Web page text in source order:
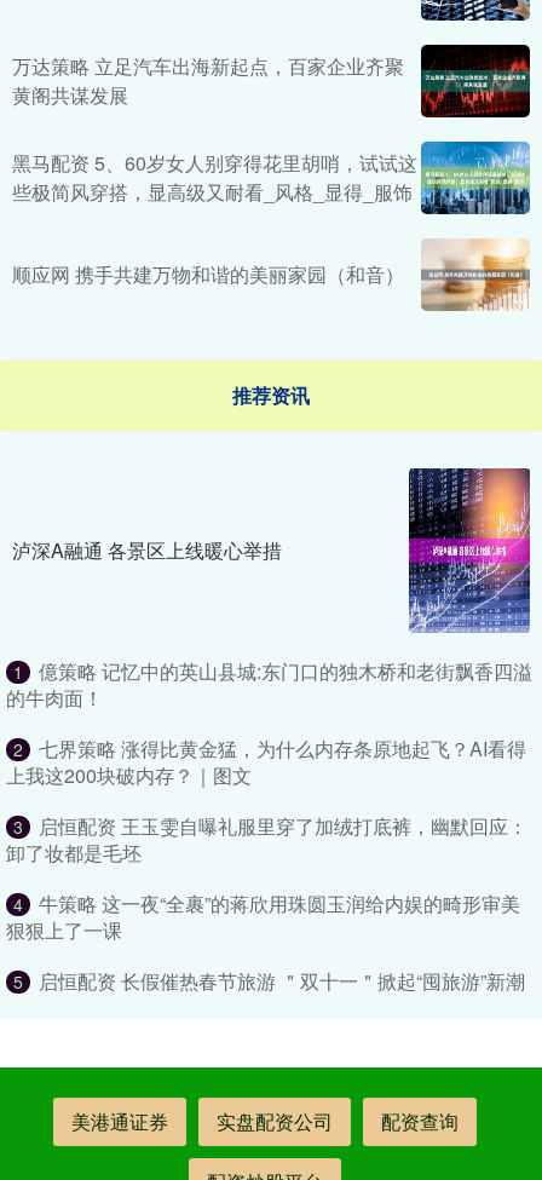
万达策略 立足汽车出海新起点，百家企业齐聚
黄阁共谋发展
黑马配资 5、60岁女人别穿得花里胡哨，试试这
些极简风穿搭，显高级又耐看_风格_显得_服饰
顺应网 携手共建万物和谐的美丽家园（和音）
推荐资讯
泸深A融通 各景区上线暖心举措
1
億策略 记忆中的英山县城:东门口的独木桥和老街飘香四溢
的牛肉面！
2
七界策略 涨得比黄金猛，为什么内存条原地起飞？AI看得
上我这200块破内存？｜图文
3
启恒配资 王玉雯自曝礼服里穿了加绒打底裤，幽默回应：
卸了妆都是毛坯
4
牛策略 这一夜“全裹”的蒋欣用珠圆玉润给内娱的畸形审美
狠狠上了一课
5 启恒配资 长假催热春节旅游 ＂双十一＂掀起“囤旅游”新潮
美港通证券 实盘配资公司 配资查询